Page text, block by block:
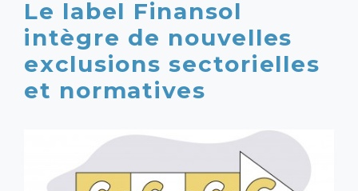
Le label Finansol
intègre de nouvelles
exclusions sectorielles
et normatives